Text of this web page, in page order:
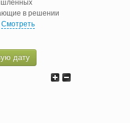
в решении
Смотреть
дату